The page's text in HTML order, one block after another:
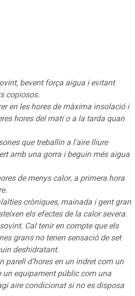
bevent força aigua i evitant
copiosos.
en les hores de màxima insolació i
hores del matí o a la tarda quan
que treballin a l’aire lliure
amb una gorra i beguin més aigua
de menys calor, a primera hora
cròniques, mainada i gent gran
els efectes de la calor severa.
Cal tenir en compte que els
grans no tenen sensació de set
deshidratant.
parell d’hores en un indret com un
un equipament públic com una
aire condicionat si no es disposa